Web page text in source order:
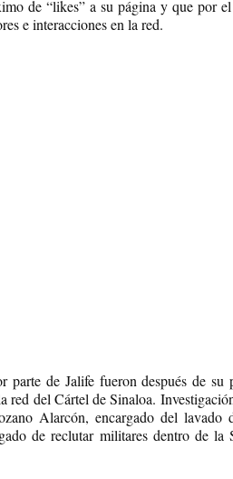
de “likes” a su página y que por
e interacciones en la red.
parte de Jalife fueron después de
del Cártel de Sinaloa.
Alarcón, encargado del
de reclutar militares dentro de